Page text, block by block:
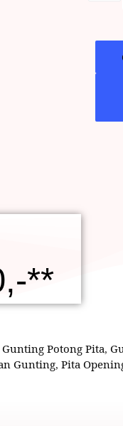
**
Gunting Potong Pita,
Gunting, Pita